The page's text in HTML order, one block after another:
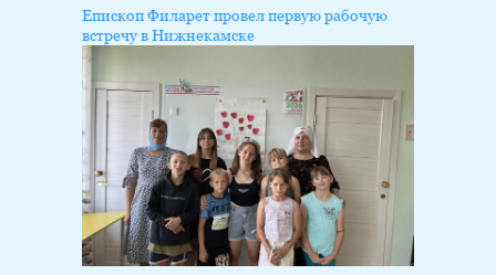
Епископ Филарет провел первую рабочую
встречу в Нижнекамске